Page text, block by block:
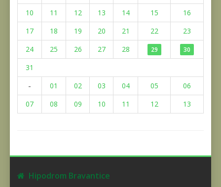
10 11 12 13 14 15
16
17
18 19 20 21 22
23
24
25 26 27 28 29 30
31
-
01 02 03 04 05
06
07
08 09 10 11 12 13
Hipodrom Bravantice